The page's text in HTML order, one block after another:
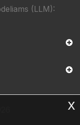
(LLM):
x